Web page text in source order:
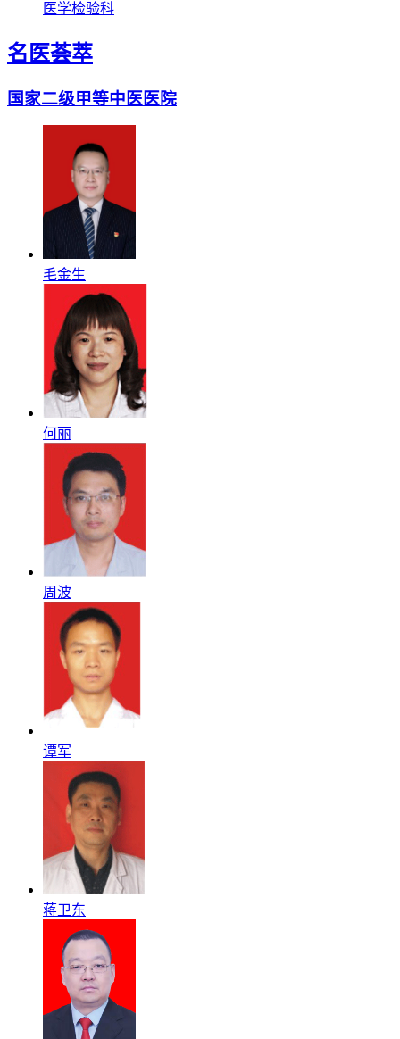
医学检验科
名医荟萃
国家二级甲等中医医院
毛金生
何丽
周波
谭军
蒋卫东